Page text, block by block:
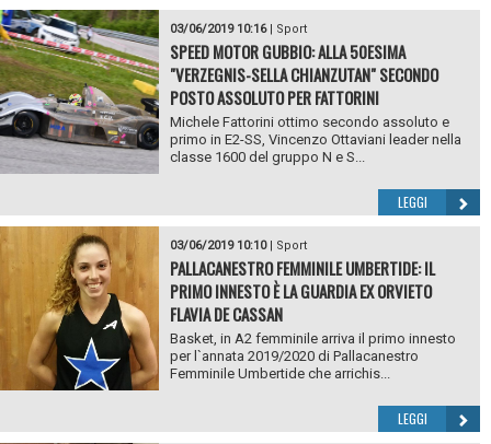
03/06/2019 10:16| Sport
SPEED MOTOR GUBBIO: ALLA 50ESIMA
"VERZEGNIS-SELLA CHIANZUTAN" SECONDO
POSTO ASSOLUTO PER FATTORINI
Michele Fattorini ottimo secondo assoluto e
primo in E2-SS, Vincenzo Ottaviani leader nella
classe 1600 del gruppo N e S...
LEGGI
03/06/2019 10:10| Sport
PALLACANESTRO FEMMINILE UMBERTIDE: IL
PRIMO INNESTO È LA GUARDIA EX ORVIETO
FLAVIA DE CASSAN
Basket, in A2 femminile arriva il primo innesto
per l`annata 2019/2020 di Pallacanestro
Femminile Umbertide che arrichis...
LEGGI